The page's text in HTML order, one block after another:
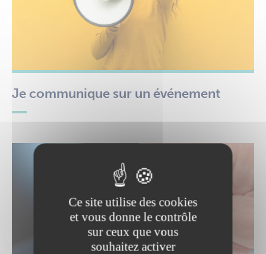
Je communique sur un événement
Ce site utilise des cookies
et vous donne le contrôle
sur ceux que vous
souhaitez activer